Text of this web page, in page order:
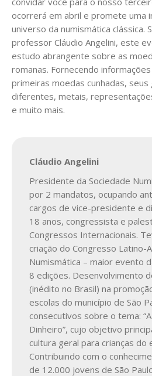
ocorrerá em abril e promete uma
universo da numismática clássica.
professor Cláudio Angelini, este
estudo abrangente sobre as
romanas. Fornecendo
primeiras moedas cunhadas,
diferentes, metais,
e muito mais.
Cláudio Angelini
Presidente da Sociedade
por 2 mandatos, ocupando
cargos de vice-presidente e
18 anos, congressista e
Congressos Internacionais.
criação do Congresso Latino-
Numismática – maior evento
8 edições. Desenvolvimento
(inédito no Brasil) na
escolas do município de São
consecutivos sobre o tema:
Dinheiro”, cujo objetivo
cultura geral para crianças do
Contribuindo com o
de 12.000 jovens de São